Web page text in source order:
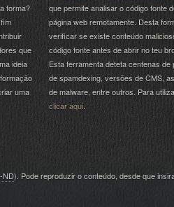
forma?
que
ideia
uma
que permite analisar o código fonte
página web remotamente. Desta
verificar se existe conteúdo
código fonte antes de abrir no teu
Esta ferramenta deteta centenas de
de spamdexing, versões de CMS,
de malware, entre outros. Para
clicar aqui.
ND). Pode reproduzir o conteúdo, desde que